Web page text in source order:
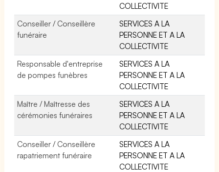
COLLECTIVITE
Conseiller / Conseillère
funéraire
SERVICES A LA
PERSONNE ET A LA
COLLECTIVITE
Responsable d'entreprise
de pompes funèbres
SERVICES A LA
PERSONNE ET A LA
COLLECTIVITE
Maître / Maîtresse des
cérémonies funéraires
SERVICES A LA
PERSONNE ET A LA
COLLECTIVITE
Conseiller / Conseillère
rapatriement funéraire
SERVICES A LA
PERSONNE ET A LA
COLLECTIVITE